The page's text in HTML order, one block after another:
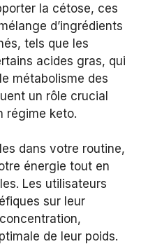
la cétose, ces
d’ingrédients
tels que les
acides gras, qui
métabolisme des
un rôle crucial
régime keto.
dans votre routine,
énergie tout en
Les utilisateurs
sur leur
de leur poids.